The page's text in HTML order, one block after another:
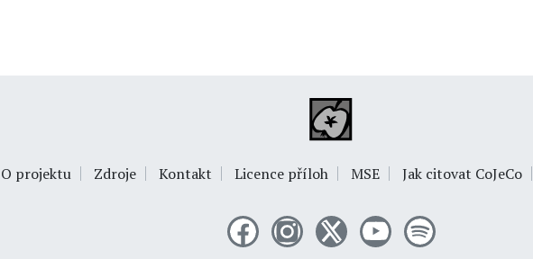
O projektu Zdroje Kontakt Licence příloh MSE Jak citovat CoJeCo